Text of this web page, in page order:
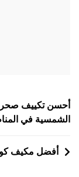
تصفّح
المقالات
أحسن تكييف
الشمسية في
أفضل مكيف